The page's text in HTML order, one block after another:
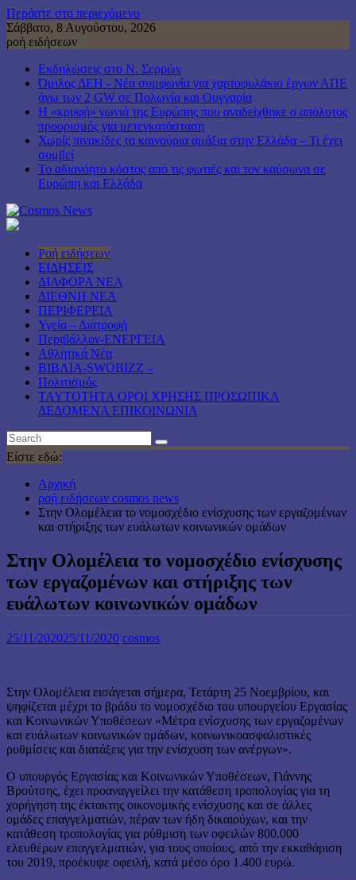
Περάστε στο περιεχόμενο
Σάββατο, 8 Αυγούστου, 2026
ροή ειδήσεων
Εκδηλώσεις στο Ν. Σερρών
Όμιλος ΔΕΗ - Νέα συμφωνία για χαρτοφυλάκιο έργων ΑΠΕ
άνω των 2 GW σε Πολωνία και Ουγγαρία
Η «κρυφή» γωνιά της Ευρώπης που αναδείχθηκε ο απόλυτος
προορισμός για μετεγκατάσταση
Χωρίς πινακίδες τα καινούρια αμάξια στην Ελλάδα – Τι έχει
συμβεί
Το αδιανόητο κόστος από τις φωτιές και τον καύσωνα σε
Ευρώπη και Ελλάδα
Ροή ειδήσεων
ΕΙΔΗΣΕΙΣ
ΔΙΑΦΟΡΑ ΝΕΑ
ΔΙΕΘΝΗ ΝΕΑ
ΠΕΡΙΦΕΡΕΙΑ
Υγεία – Διατροφή
Περιβάλλον-ΕΝΕΡΓΕΙΑ
Αθλητικά Νέα
ΒΙΒΛΙΑ-SWOBIZZ –
Πολιτισμός
TAYTOTHTA ΟΡΟΙ ΧΡΗΣΗΣ ΠΡΟΣΩΠΙΚΑ
ΔΕΔΟΜΕΝΑ ΕΠΙΚΟΙΝΩΝΙΑ
Είστε εδώ:
Αρχική
ροή ειδήσεων cosmos news
Στην Ολομέλεια το νομοσχέδιο ενίσχυσης των εργαζομένων
και στήριξης των ευάλωτων κοινωνικών ομάδων
Στην Ολομέλεια το νομοσχέδιο ενίσχυσης
των εργαζομένων και στήριξης των
ευάλωτων κοινωνικών ομάδων
25/11/202025/11/2020 cosmos
Στην Ολομέλεια εισάγεται σήμερα, Τετάρτη 25 Νοεμβρίου, και
ψηφίζεται μέχρι το βράδυ το νομοσχέδιο του υπουργείου Εργασίας
και Κοινωνικών Υποθέσεων «Μέτρα ενίσχυσης των εργαζομένων
και ευάλωτων κοινωνικών ομάδων, κοινωνικοασφαλιστικές
ρυθμίσεις και διατάξεις για την ενίσχυση των ανέργων».
Ο υπουργός Εργασίας και Κοινωνικών Υποθέσεων, Γιάννης
Βρούτσης, έχει προαναγγείλει την κατάθεση τροπολογίας για τη
χορήγηση της έκτακτης οικονομικής ενίσχυσης και σε άλλες
ομάδες επαγγελματιών, πέραν των ήδη δικαιούχων, και την
κατάθεση τροπολογίας για ρύθμιση των οφειλών 800.000
ελευθέρων επαγγελματιών, για τους οποίους, από την εκκαθάριση
του 2019, προέκυψε οφειλή, κατά μέσο όρο 1.400 ευρώ.